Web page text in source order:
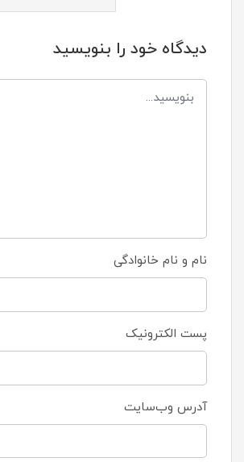
دیدگاه خود را بنویسید
نام و نام خانوادگی
پست الکترونیک
آدرس وب‌سایت